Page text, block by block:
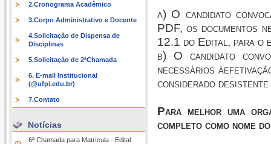
2.Cronograma Acadêmico
3.Corpo Administrativo e Docente
4.Solicitação de Dispensa de
Disciplinas
5.Solicitação de 2ªChamada
6. E-mail Institucional
(@ufpi.edu.br)
7.Contato
Notícias
6ª Chamada para Matrícula - Edital
a) O candidato
PDF, os documentos
12.1 do Edital, para o
b) O candidato
necessários
considerado
Para melhor uma
completo como nome